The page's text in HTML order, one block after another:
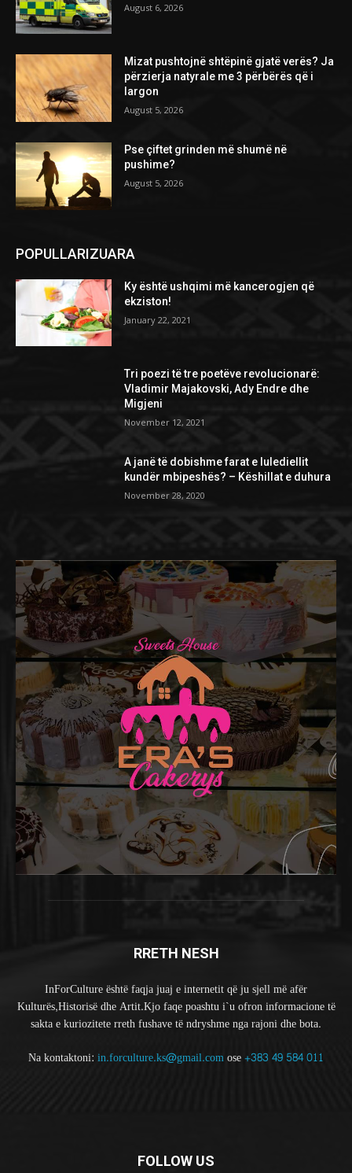
August 6, 2026
Mizat pushtojnë shtëpinë gjatë verës? Ja
përzierja natyrale me 3 përbërës që i
largon
August 5, 2026
Pse çiftet grinden më shumë në
pushime?
August 5, 2026
POPULLARIZUARA
Ky është ushqimi më kancerogjen që
ekziston!
January 22, 2021
Tri poezi të tre poetëve revolucionarë:
Vladimir Majakovski, Ady Endre dhe
Migjeni
November 12, 2021
A janë të dobishme farat e lulediellit
kundër mbipeshës? – Këshillat e duhura
November 28, 2020
RRETH NESH
InForCulture është faqja juaj e internetit që ju sjell më afër
Kulturës,Historisë dhe Artit.Kjo faqe poashtu i`u ofron informacione të
sakta e kuriozitete rreth fushave të ndryshme nga rajoni dhe bota.
Na kontaktoni: in.forculture.ks@gmail.comose+383 49 584 011
FOLLOW US